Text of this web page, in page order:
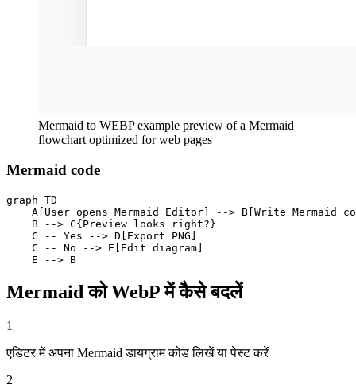
Mermaid to WEBP example preview of a Mermaid
flowchart optimized for web pages
Mermaid code
graph TD
A[User opens Mermaid Editor] --> B[Write Mermaid
    B --> C{Preview looks right?}
    C -- Yes --> D[Export PNG]
    C -- No --> E[Edit diagram]
    E --> B
Mermaid को WebP में कैसे बदलें
1
एडिटर में अपना Mermaid डायग्राम कोड लिखें या पेस्ट करें
2